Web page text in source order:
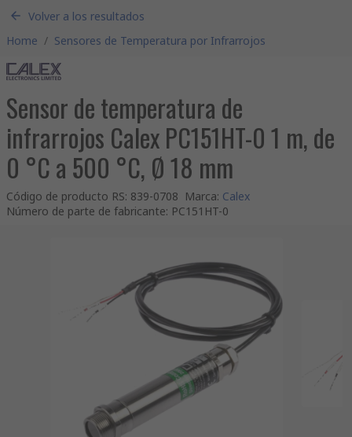
Volver a los resultados
Home / Sensores de Temperatura por Infrarrojos
Sensor de temperatura de
infrarrojos Calex PC151HT-0 1 m, de
0 °C a 500 °C, Ø 18 mm
Código de producto RS: 839-0708 Marca: Calex
Número de parte de fabricante: PC151HT-0